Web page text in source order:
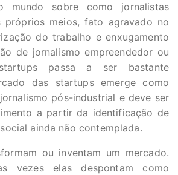
mundo sobre como jornalistas
próprios meios, fato agravado no
do trabalho e enxugamento
de jornalismo empreendedor ou
passa a ser bastante
das startups emerge como
pós-industrial e deve ser
a partir da identificação de
ainda não contemplada.
ou inventam um mercado.
vezes elas despontam como